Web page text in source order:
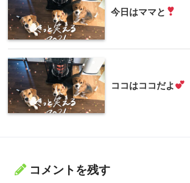
今日はママと
ココはココだよ
コメントを残す